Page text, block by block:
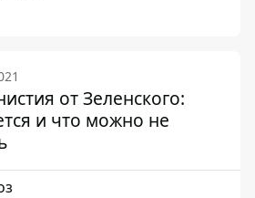
от Зеленского:
и что можно не